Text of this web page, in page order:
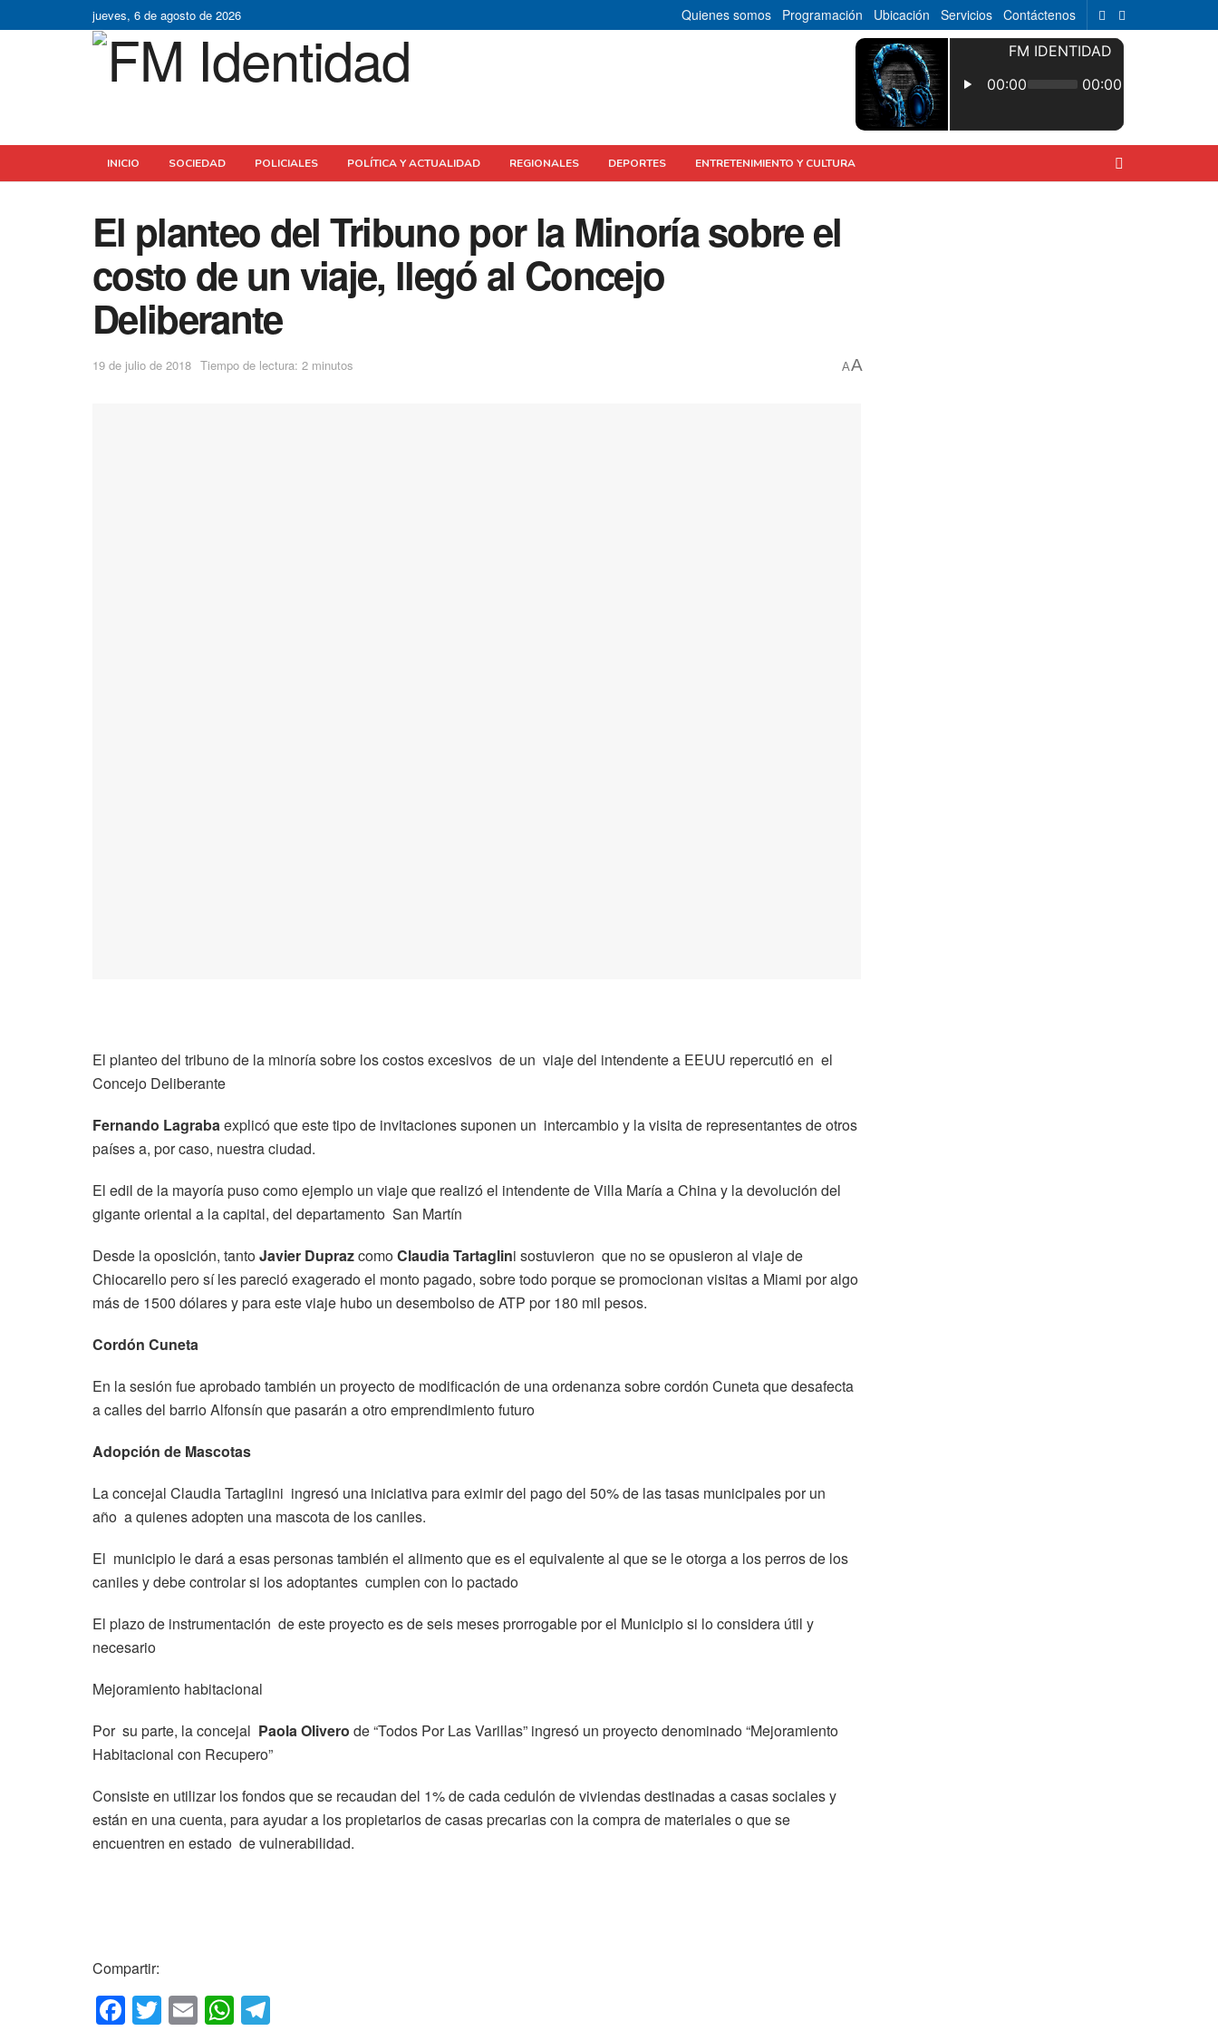
jueves, 6 de agosto de 2026 Quienes somos Programación Ubicación Servicios Contáctenos
INICIO SOCIEDAD POLICIALES POLÍTICA Y ACTUALIDAD REGIONALES DEPORTES ENTRETENIMIENTO Y CULTURA
El planteo del Tribuno por la Minoría sobre el
costo de un viaje, llegó al Concejo
Deliberante
19 de julio de 2018 Tiempo de lectura: 2 minutos AA
El planteo del tribuno de la minoría sobre los costos excesivos de un viaje del intendente a EEUU repercutió en el
Concejo Deliberante
Fernando Lagrabaexplicó que este tipo de invitaciones suponen un intercambio y la visita de representantes de otros
países a, por caso, nuestra ciudad.
El edil de la mayoría puso como ejemplo un viaje que realizó el intendente de Villa María a China y la devolución del
gigante oriental a la capital, del departamento San Martín
Desde la oposición, tantoJavier DuprazcomoClaudia Tartaglini sostuvieron que no se opusieron al viaje de
Chiocarello pero sí les pareció exagerado el monto pagado, sobre todo porque se promocionan visitas a Miami por algo
más de 1500 dólares y para este viaje hubo un desembolso de ATP por 180 mil pesos.
Cordón Cuneta
En la sesión fue aprobado también un proyecto de modificación de una ordenanza sobre cordón Cuneta que desafecta
a calles del barrio Alfonsín que pasarán a otro emprendimiento futuro
Adopción de Mascotas
La concejal Claudia Tartaglini ingresó una iniciativa para eximir del pago del 50% de las tasas municipales por un
año a quienes adopten una mascota de los caniles.
El municipio le dará a esas personas también el alimento que es el equivalente al que se le otorga a los perros de los
caniles y debe controlar si los adoptantes cumplen con lo pactado
El plazo de instrumentación de este proyecto es de seis meses prorrogable por el Municipio si lo considera útil y
necesario
Mejoramiento habitacional
Por su parte, la concejal Paola Olivero de “Todos Por Las Varillas” ingresó un proyecto denominado “Mejoramiento
Habitacional con Recupero”
Consiste en utilizar los fondos que se recaudan del 1% de cada cedulón de viviendas destinadas a casas sociales y
están en una cuenta, para ayudar a los propietarios de casas precarias con la compra de materiales o que se
encuentren en estado de vulnerabilidad.
Compartir:
F T E W